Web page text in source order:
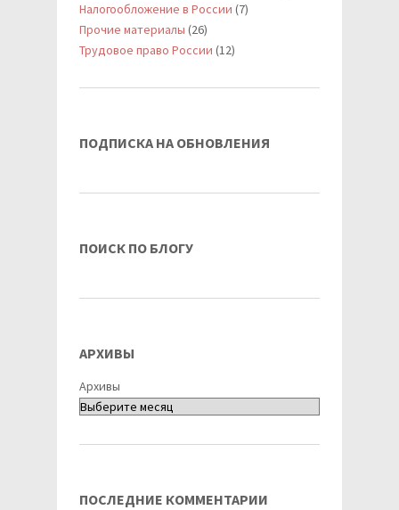
Налогообложение в России (7)
Прочие материалы (26)
Трудовое право России (12)
ПОДПИСКА НА ОБНОВЛЕНИЯ
ПОИСК ПО БЛОГУ
АРХИВЫ
Архивы
ПОСЛЕДНИЕ КОММЕНТАРИИ